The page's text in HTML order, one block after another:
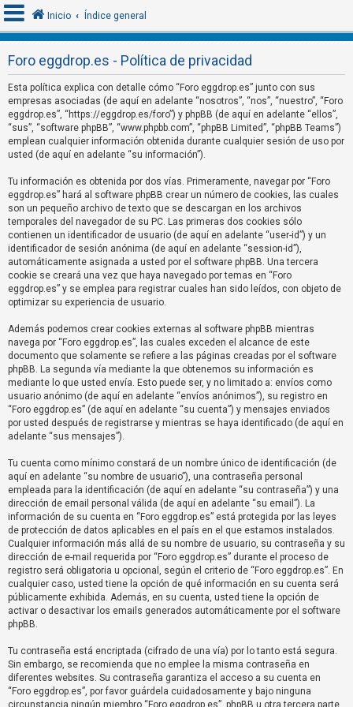
I
d
e
n
t
i
f
i
c
a
r
s
e
R
e
g
i
s
t
r
a
r
s
e
T
e
m
a
s
s
Inicio Índice general
Foro eggdrop.es - Política de privacidad
Esta política explica con detalle cómo “Foro eggdrop.es” junto con sus
empresas asociadas (de aquí en adelante “nosotros”, “nos”, “nuestro”, “Foro
eggdrop.es”, “https://eggdrop.es/foro”) y phpBB (de aquí en adelante “ellos”,
“sus”, “software phpBB”, “www.phpbb.com”, “phpBB Limited”, “phpBB Teams”)
emplean cualquier información obtenida durante cualquier sesión de uso por
usted (de aquí en adelante “su información”).
Tu información es obtenida por dos vías. Primeramente, navegar por “Foro
eggdrop.es” hará al software phpBB crear un número de cookies, las cuales
son un pequeño archivo de texto que se descargan en los archivos
temporales del navegador de su PC. Las primeras dos cookies sólo
contienen un identificador de usuario (de aquí en adelante “user-id”) y un
identificador de sesión anónima (de aquí en adelante “session-id”),
automáticamente asignada a usted por el software phpBB. Una tercera
cookie se creará una vez que haya navegado por temas en “Foro
eggdrop.es” y se emplea para registrar cuales han sido leídos, con objeto de
optimizar su experiencia de usuario.
Además podemos crear cookies externas al software phpBB mientras
navega por “Foro eggdrop.es”, las cuales exceden el alcance de este
documento que solamente se refiere a las páginas creadas por el software
phpBB. La segunda vía mediante la que obtenemos su información es
mediante lo que usted envía. Esto puede ser, y no limitado a: envíos como
usuario anónimo (de aquí en adelante “envíos anónimos”), su registro en
“Foro eggdrop.es” (de aquí en adelante “su cuenta”) y mensajes enviados
por usted después de registrarse y mientras se haya identificado (de aquí en
adelante “sus mensajes”).
Tu cuenta como mínimo constará de un nombre único de identificación (de
aquí en adelante “su nombre de usuario”), una contraseña personal
empleada para la identificación (de aquí en adelante “su contraseña”) y una
dirección de email personal válida (de aquí en adelante “su email”). La
información de su cuenta en “Foro eggdrop.es” está protegida por las leyes
de protección de datos aplicables en el país en el que estamos instalados.
Cualquier información más allá de su nombre de usuario, su contraseña y su
dirección de e-mail requerida por “Foro eggdrop.es” durante el proceso de
registro será obligatoria u opcional, según el criterio de “Foro eggdrop.es”. En
cualquier caso, usted tiene la opción de qué información en su cuenta será
públicamente exhibida. Además, en su cuenta, usted tiene la opción de
activar o desactivar los emails generados automáticamente por el software
phpBB.
Tu contraseña está encriptada (cifrado de una vía) por lo tanto está segura.
Sin embargo, se recomienda que no emplee la misma contraseña en
diferentes websites. Su contraseña garantiza el acceso a su cuenta en
“Foro eggdrop.es”, por favor guárdela cuidadosamente y bajo ninguna